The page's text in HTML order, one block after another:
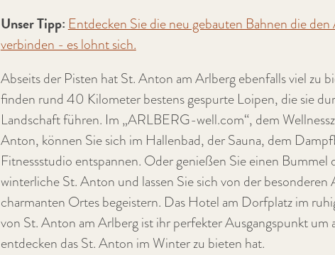
Unser Tipp: Entdecken Sie die neu gebauten Bahnen die
verbinden - es lohnt sich.
Abseits der Pisten hat St. Anton am Arlberg ebenfalls viel zu
finden rund 40 Kilometer bestens gespurte Loipen, die sie
Landschaft führen. Im „ARLBERG-well.com“, dem
Anton, können Sie sich im Hallenbad, der Sauna, dem
Fitnessstudio entspannen. Oder genießen Sie einen Bummel
winterliche St. Anton und lassen Sie sich von der besonderen
charmanten Ortes begeistern. Das Hotel am Dorfplatz im
von St. Anton am Arlberg ist ihr perfekter Ausgangspunkt um
entdecken das St. Anton im Winter zu bieten hat.